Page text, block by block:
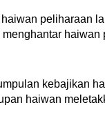
peliharaan
haiwan
kebajikan
haiwan